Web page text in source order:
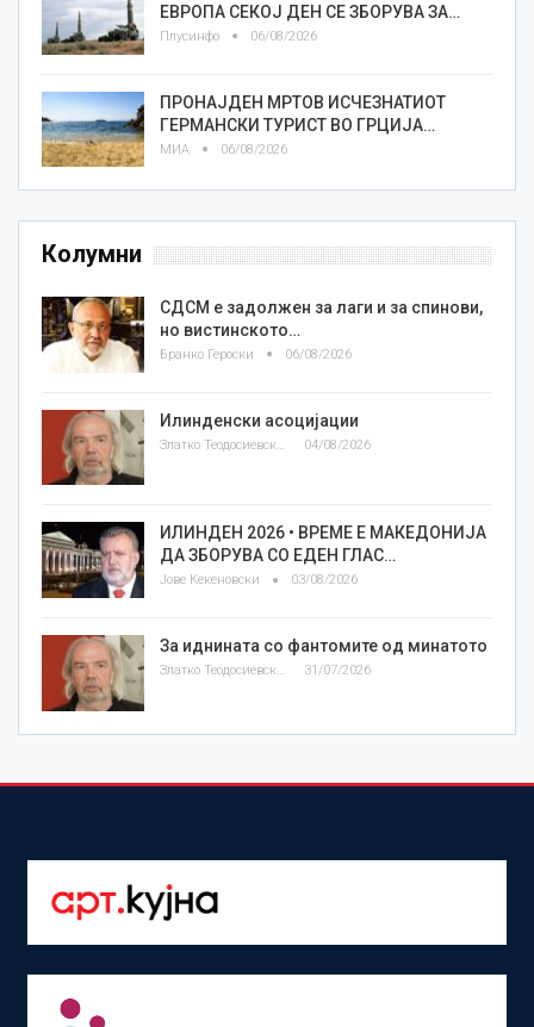
ЕВРОПА СЕКОЈ ДЕН СЕ ЗБОРУВА ЗА…
Плусинфо 06/08/2026
ПРОНАЈДЕН МРТОВ ИСЧЕЗНАТИОТ
ГЕРМАНСКИ ТУРИСТ ВО ГРЦИЈА…
МИА 06/08/2026
Колумни
СДСМ е задолжен за лаги и за спинови,
но вистинското…
Бранко Героски 06/08/2026
Илинденски асоцијации
Златко Теодосиевски 04/08/2026
ИЛИНДЕН 2026 • ВРЕМЕ Е МАКЕДОНИЈА
ДА ЗБОРУВА СО ЕДЕН ГЛАС…
Јове Кекеновски 03/08/2026
За иднината со фантомите од минатото
Златко Теодосиевски 31/07/2026